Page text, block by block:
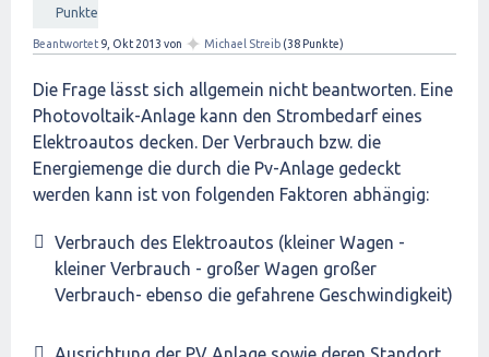
Punkte
Beantwortet 9, Okt 2013 von ✦ Michael Streib (38 Punkte)
Die Frage lässt sich allgemein nicht beantworten. Eine
Photovoltaik-Anlage kann den Strombedarf eines
Elektroautos decken. Der Verbrauch bzw. die
Energiemenge die durch die Pv-Anlage gedeckt
werden kann ist von folgenden Faktoren abhängig:
Verbrauch des Elektroautos (kleiner Wagen -
kleiner Verbrauch - großer Wagen großer
Verbrauch- ebenso die gefahrene Geschwindigkeit)